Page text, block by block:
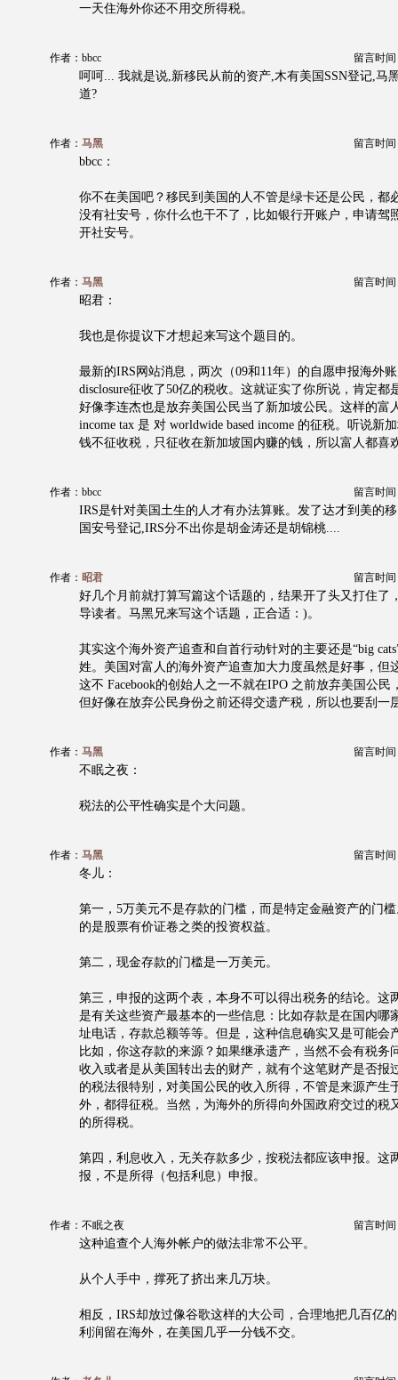
一天住海外你还不用交所得税。
作者：bbcc 留言时间
呵呵... 我就是说,新移民从前的资产,木有美国SSN登记,马
道?
作者： 马黑 留言时间
bbcc：
你不在美国吧？移民到美国的人不管是绿卡还是公民，都
没有社安号，你什么也干不了，比如银行开账户，申请驾
开社安号。
作者： 马黑 留言时间
昭君：
我也是你提议下才想起来写这个题目的。
最新的IRS网站消息，两次（09和11年）的自愿申报海外
disclosure征收了50亿的税收。这就证实了你所说，肯定都
好像李连杰也是放弃美国公民当了新加坡公民。这样的富
income tax 是 对 worldwide based income 的征税。听说新
钱不征收税，只征收在新加坡国内赚的钱，所以富人都喜
作者：bbcc 留言时间
IRS是针对美国土生的人才有办法算账。发了达才到美的
国安号登记,IRS分不出你是胡金涛还是胡锦桃....
作者： 昭君 留言时间
好几个月前就打算写篇这个话题的，结果开了头又打住了
导读者。马黑兄来写这个话题，正合适：)。
其实这个海外资产追查和自首行动针对的主要还是“big
姓。美国对富人的海外资产追查加大力度虽然是好事，但
这不 Facebook的创始人之一不就在IPO 之前放弃美国公民
但好像在放弃公民身份之前还得交遗产税，所以也要刮一
作者： 马黑 留言时间
不眠之夜：
税法的公平性确实是个大问题。
作者： 马黑 留言时间
冬儿：
第一，5万美元不是存款的门槛，而是特定金融资产的门
的是股票有价证卷之类的投资权益。
第二，现金存款的门槛是一万美元。
第三，申报的这两个表，本身不可以得出税务的结论。这
是有关这些资产最基本的一些信息：比如存款是在国内哪
址电话，存款总额等等。但是，这种信息确实又是可能会
比如，你这存款的来源？如果继承遗产，当然不会有税务
收入或者是从美国转出去的财产，就有个这笔财产是否报
的税法很特别，对美国公民的收入所得，不管是来源产生
外，都得征税。当然，为海外的所得向外国政府交过的税
的所得税。
第四，利息收入，无关存款多少，按税法都应该申报。这
报，不是所得（包括利息）申报。
作者：不眠之夜 留言时间
这种追查个人海外帐户的做法非常不公平。
从个人手中，撑死了挤出来几万块。
相反，IRS却放过像谷歌这样的大公司，合理地把几百亿的
利润留在海外，在美国几乎一分钱不交。